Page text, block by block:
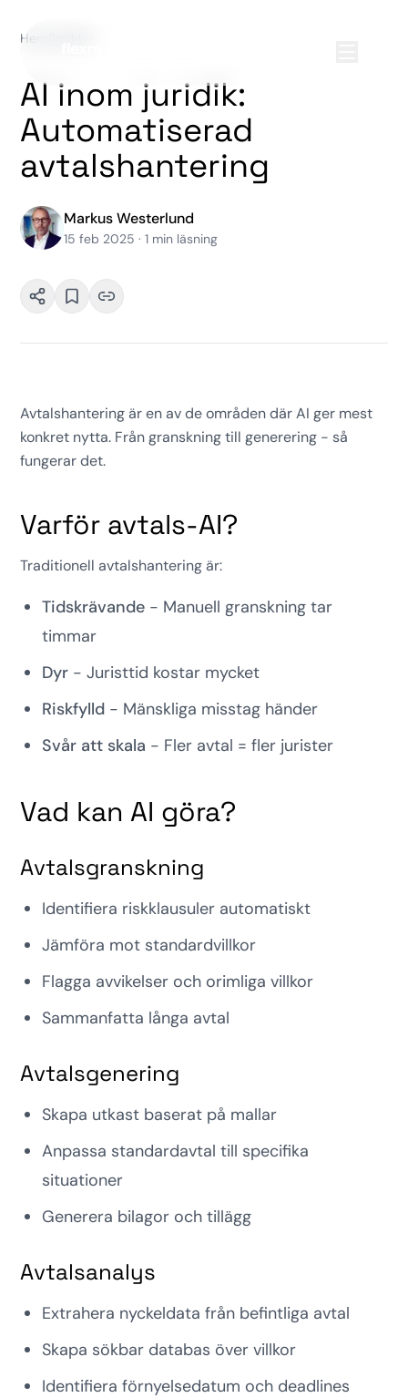
Hem
AI inom juridik:
Automatiserad
avtalshantering
Markus Westerlund
15 feb 2025 ·1 min läsning
Avtalshantering är en av de områden där AI ger mest
konkret nytta. Från granskning till generering - så
fungerar det.
Varför avtals-AI?
Traditionell avtalshantering är:
Tidskrävande - Manuell granskning tar
timmar
Dyr - Juristtid kostar mycket
Riskfylld - Mänskliga misstag händer
Svår att skala - Fler avtal = fler jurister
Vad kan AI göra?
Avtalsgranskning
Identifiera riskklausuler automatiskt
Jämföra mot standardvillkor
Flagga avvikelser och orimliga villkor
Sammanfatta långa avtal
Avtalsgenering
Skapa utkast baserat på mallar
Anpassa standardavtal till specifika
situationer
Generera bilagor och tillägg
Avtalsanalys
Extrahera nyckeldata från befintliga avtal
Skapa sökbar databas över villkor
Identifiera förnyelsedatum och deadlines